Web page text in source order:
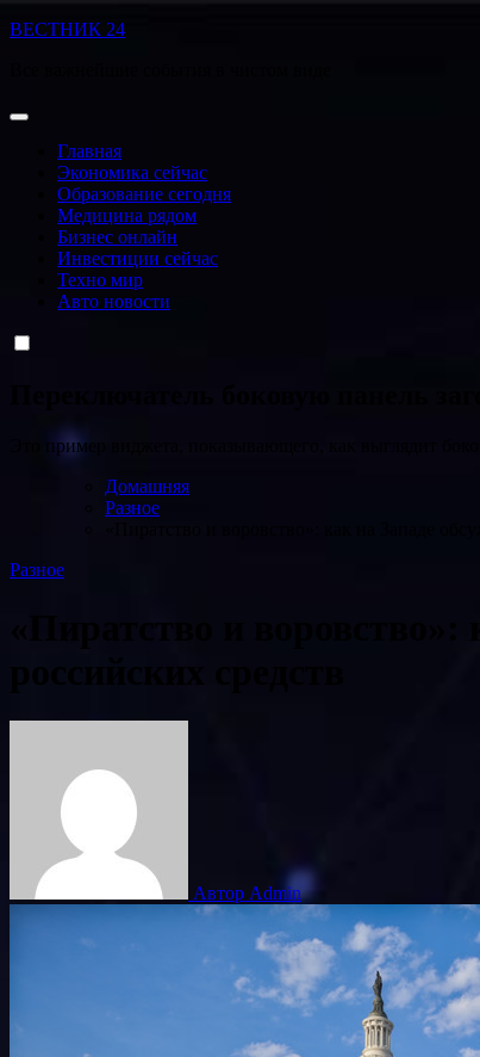
Перейти
ВЕСТНИК 24
Главная
Экономика сейчас
Образование сегодня
Медицина рядом
Бизнес онлайн
Инвестиции сейчас
Техно мир
Авто новости
Это пример виджета, показывающего, как выглядит
Домашняя
Разное
Разное
Автор Admin